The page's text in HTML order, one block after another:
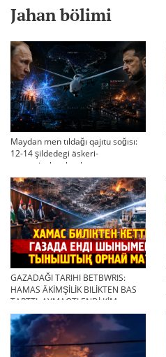
Jahan bölimi
Maydan men tıldağı qajıtu soğısı:
12-14 şildedegi äskeri-
strategiyalıq ahual
GAZADAĞI TARIHI BETBWRIS:
HAMAS ÄKİMŞİLİK BILİKTEN BAS
TARTTI. AYMAQTI ENDİ KİM
BASQARADI?